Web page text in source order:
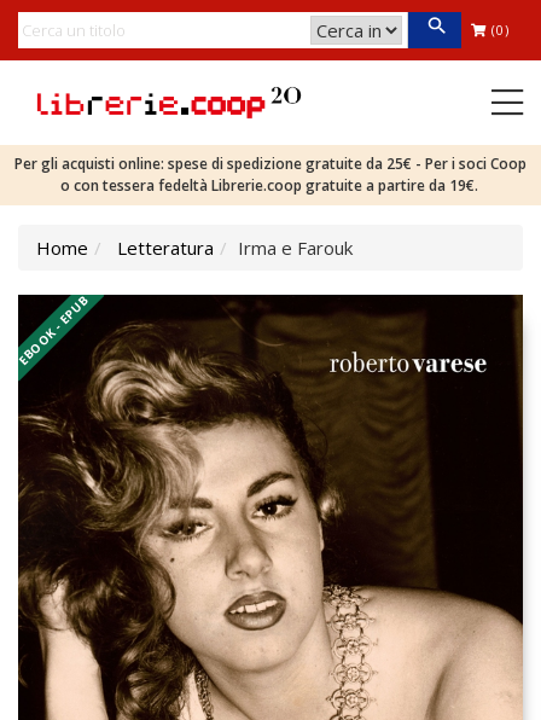
(0)
Per gli acquisti online: spese di spedizione gratuite da 25€ - Per i soci Coop
o con tessera fedeltà Librerie.coop gratuite a partire da 19€.
Home Letteratura Irma e Farouk
EBOOK - EPUB